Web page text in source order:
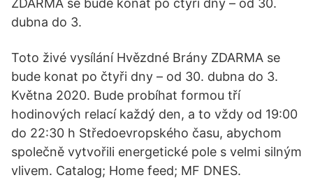
ZDARMA se bude konat po čtyři dny – od 30.
dubna do 3.
Toto živé vysílání Hvězdné Brány ZDARMA se
bude konat po čtyři dny – od 30. dubna do 3.
Května 2020. Bude probíhat formou tří
hodinových relací každý den, a to vždy od 19:00
do 22:30 h Středoevropského času, abychom
společně vytvořili energetické pole s velmi silným
vlivem. Catalog; Home feed; MF DNES.